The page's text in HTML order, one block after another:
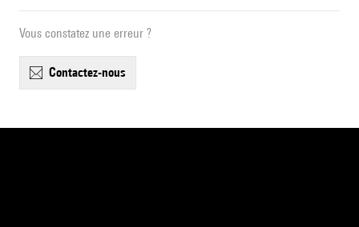
Vous constatez une erreur ?
contactez-nous